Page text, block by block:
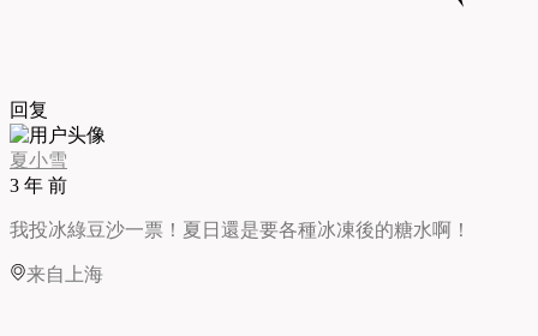
回复
夏小雪
3 年 前
我投冰綠豆沙一票！夏日還是要各種冰凍後的糖水啊！
来自上海